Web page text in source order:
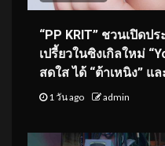
“PP KRIT” ชวนเปิด
เปรี้ยวในซิงเกิลใหม่
สดใส ได้ “ต้าเหนิง” แ
1 วัน ago admin